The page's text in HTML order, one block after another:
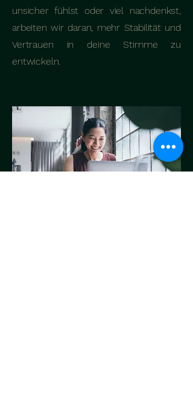
unsicher fühlst oder viel nachdenkst,
arbeiten wir daran, mehr Stabilität und
Vertrauen in deine Stimme zu
entwickeln.